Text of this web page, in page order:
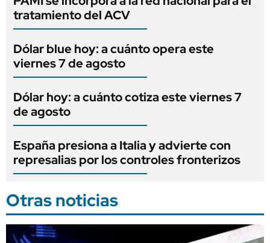
tratamiento del ACV
Dólar blue hoy: a cuánto opera este
viernes 7 de agosto
Dólar hoy: a cuánto cotiza este viernes 7
de agosto
España presiona a Italia y advierte con
represalias por los controles fronterizos
Otras noticias